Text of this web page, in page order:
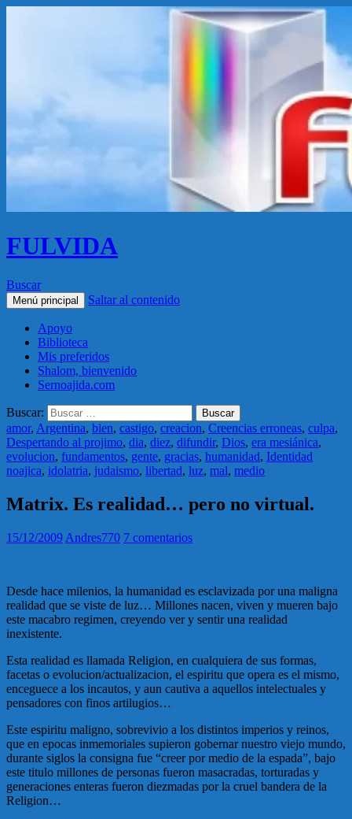
FULVIDA
Buscar
Menú principal Saltar al contenido
Apoyo
Biblioteca
Mis preferidos
Shalom, bienvenido
Sernoajida.com
Buscar:
amor, Argentina, bien, castigo, creacion, Creencias erroneas, culpa,
Despertando al projimo, dia, diez, difundir, Dios, era mesiánica,
evolucion, fundamentos, gente, gracias, humanidad, Identidad
noajica, idolatria, judaismo, libertad, luz, mal, medio
Matrix. Es realidad… pero no virtual.
15/12/2009 Andres770 7 comentarios
Desde hace milenios, la humanidad es esclavizada por una maligna
realidad que se viste de luz… Millones nacen, viven y mueren bajo
este macabro regimen, creyendo ver y sentir una realidad
inexistente.
Esta realidad es llamada Religion, en cualquiera de sus formas,
facetas o evolucion/actualizacion, el espiritu que opera es el mismo,
enceguece a los incautos, y aun cautiva a aquellos intelectuales y
pensadores con finos artilugios…
Este espiritu maligno, sobrevivio a los distintos imperios y reinos,
que en epocas inmemoriales supieron gobernar nuestro viejo mundo,
durante siglos la consigna fue “creer por medio de la espada”, bajo
este titulo millones de personas fueron masacradas, torturadas y
generaciones enteras fueron diezmadas por la cruel bandera de la
Religion…